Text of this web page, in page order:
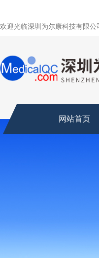
欢迎光临深圳为尔康科技有限公
网站首页